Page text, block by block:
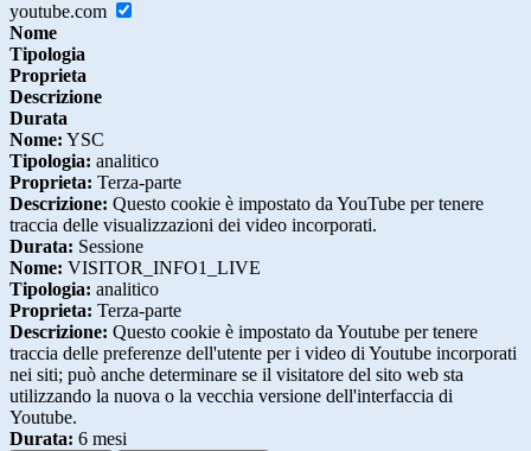
youtube.com
Nome
Tipologia
Proprieta
Descrizione
Durata
Nome: YSC
Tipologia: analitico
Proprieta: Terza-parte
Descrizione: Questo cookie è impostato da YouTube per tenere
traccia delle visualizzazioni dei video incorporati.
Durata: Sessione
Nome: VISITOR_INFO1_LIVE
Tipologia: analitico
Proprieta: Terza-parte
Descrizione: Questo cookie è impostato da Youtube per tenere
traccia delle preferenze dell'utente per i video di Youtube incorporati
nei siti; può anche determinare se il visitatore del sito web sta
utilizzando la nuova o la vecchia versione dell'interfaccia di
Youtube.
Durata: 6 mesi